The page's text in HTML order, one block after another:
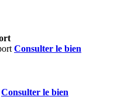
Consulter le bien
Consulter le bien